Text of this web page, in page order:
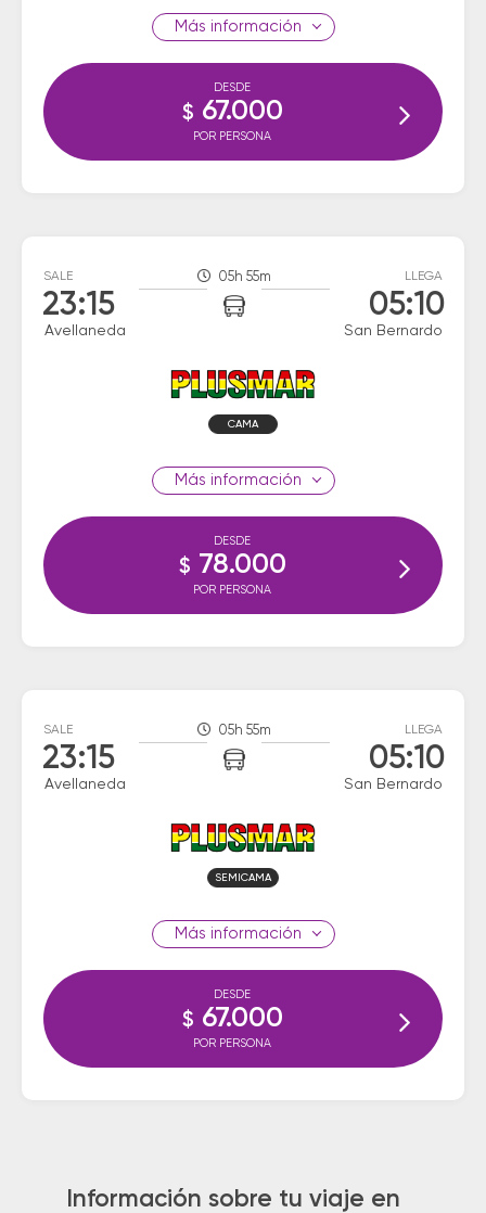
información
DESDE
$ 67.000
POR PERSONA
SALE
23:15
Avellaneda
05h 55m LLEGA
05:10
San Bernardo
CAMA
información
DESDE
$ 78.000
POR PERSONA
SALE
23:15
Avellaneda
05h 55m LLEGA
05:10
San Bernardo
SEMICAMA
información
DESDE
$ 67.000
POR PERSONA
Información sobre tu viaje en